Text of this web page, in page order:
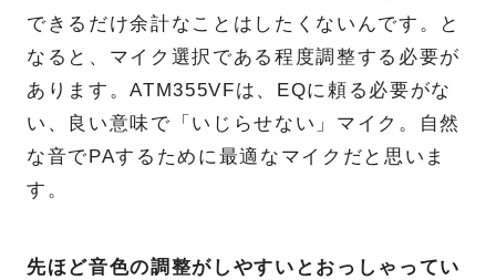
できるだけ余計なことはしたくないんです。と
なると、マイク選択である程度調整する必要が
あります。ATM355VFは、EQに頼る必要がな
い、良い意味で「いじらせない」マイク。自然
な音でPAするために最適なマイクだと思いま
す。
先ほど音色の調整がしやすいとおっしゃってい